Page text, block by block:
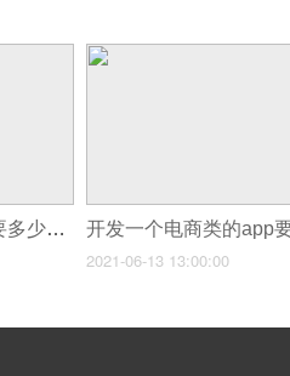
开发一个电商平台app要多少钱_电商APP开发平台搞会员制你有信心吗
2021-06-13 13:00:00